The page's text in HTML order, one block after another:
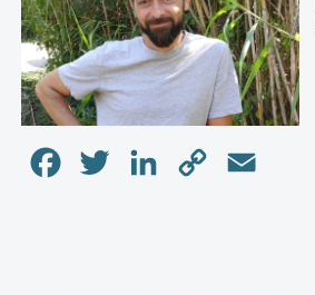
FacebookTwitter LinkedInCopy